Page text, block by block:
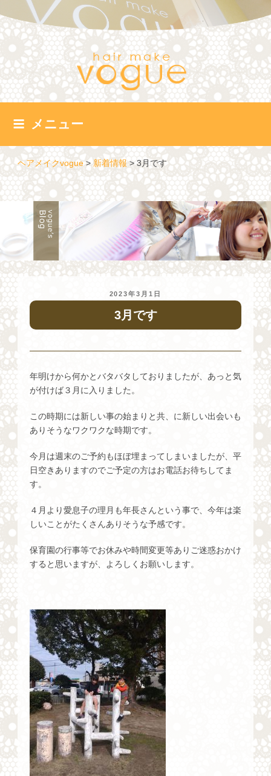
ン
テ
ツ
へ
ス
キ
メニュー
ヘアメイクvogue>新着情報>3月です
投
日:
2023年3月1日
3月です
年明けから何かとバタバタしておりましたが、あっと気
が付けば３月に入りました。
この時期には新しい事の始まりと共、に新しい出会いも
ありそうなワクワクな時期です。
今月は週末のご予約もほぼ埋まってしまいましたが、平
日空きありますのでご予定の方はお電話お待ちしてま
す。
４月より愛息子の理月も年長さんという事で、今年は楽
しいことがたくさんありそうな予感です。
保育園の行事等でお休みや時間変更等ありご迷惑おかけ
すると思いますが、よろしくお願いします。